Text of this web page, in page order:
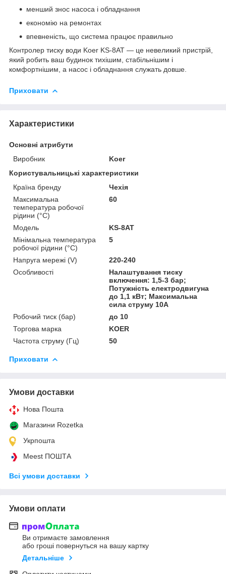
менший знос насоса і обладнання
економію на ремонтах
впевненість, що система працює правильно
Контролер тиску води Koer KS-8AT — це невеликий пристрій,
який робить ваш будинок тихішим, стабільнішим і
комфортнішим, а насос і обладнання служать довше.
Приховати
Характеристики
Основні атрибути
Виробник
Koer
Користувальницькі характеристики
Країна бренду
Чехія
Максимальна
температура робочої
рідини (°C)
60
Мoдель
KS-8AT
Мінімальна температура
робочої рідини (°C)
5
Напруга мережі (V)
220-240
Особливості
Налаштування тиску
включення: 1,5-3 бар;
Потужність електродвигуна
до 1,1 кВт; Максимальна
сила струму 10А
Робочий тиск (бар)
до 10
Торгова марка
KOER
Частота струму (Гц)
50
Приховати
Умови доставки
Нова Пошта
Магазини Rozetka
Укрпошта
Meest ПОШТА
Всі умови доставки
Умови оплати
Ви отримаєте замовлення
або гроші повернуться на вашу картку
Детальніше